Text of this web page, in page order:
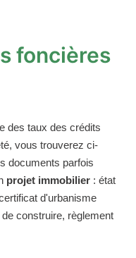
foncières
des taux des crédits
vous trouverez ci-
documents parfois
projet immobilier : état
d'urbanisme
construire, règlement